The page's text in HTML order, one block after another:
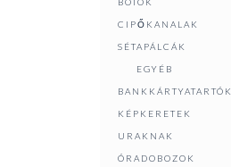
REPÜLŐK
ÁLLATOK
EMBEREK
TERÍTETT
ASZTAL
GYERTYÁK,
GYERTYATARTÓK
ITALOS SZETTEK
CIPŐKANALAK
SÉTAPÁLCÁK
EGYÉB
BANKKÁRTYATARTÓK
KÉPKERETEK
URAKNAK
ÓRADOBOZOK
13 + 7